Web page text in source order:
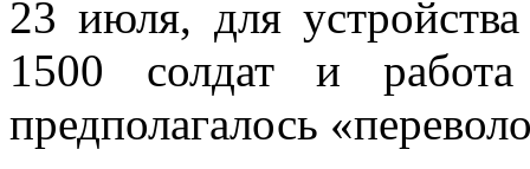
23 июля, для
1500 солдат и
предполагалось